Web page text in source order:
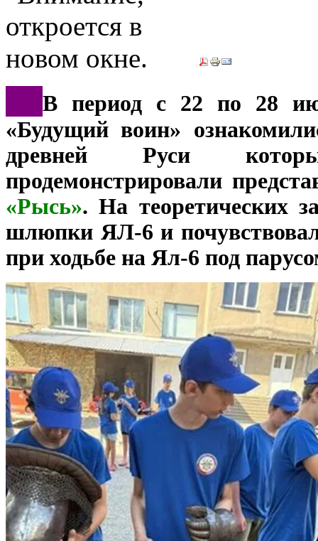
В период с 22 по 28
«Будущий воин»
древней Руси
продемонстрировали
«Рысь». На теоретических
шлюпки ЯЛ-6 и
при ходьбе на Ял-6 под